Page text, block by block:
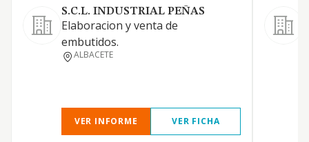
S.C.L. INDUSTRIAL PEÑAS
Elaboracion y venta de
embutidos.
ALBACETE
VER INFORME VER FICHA